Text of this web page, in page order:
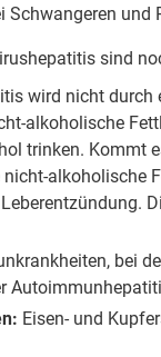
sind
wird nicht
alkoholische
trinken. Kommt
alkoholische
bei
Eisen- und